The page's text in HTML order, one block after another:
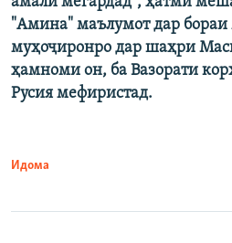
"Амина" маълумот дар
муҳоҷиронро дар шаҳри
ҳамноми он, ба Вазорати
Русия мефиристад.
Идома